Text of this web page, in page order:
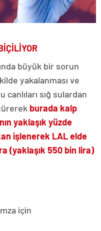
büyük bir sorun
yakalanması ve
canlıları sığ sulardan
burada kalp
yaklaşık yüzde
işlenerek LAL elde
(yaklaşık 550 bin lira)
için